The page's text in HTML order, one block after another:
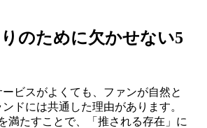
のために欠かせない5
ビスがよくても、ファンが自然と
ドには共通した理由があります。
満たすことで、「推される存在」に